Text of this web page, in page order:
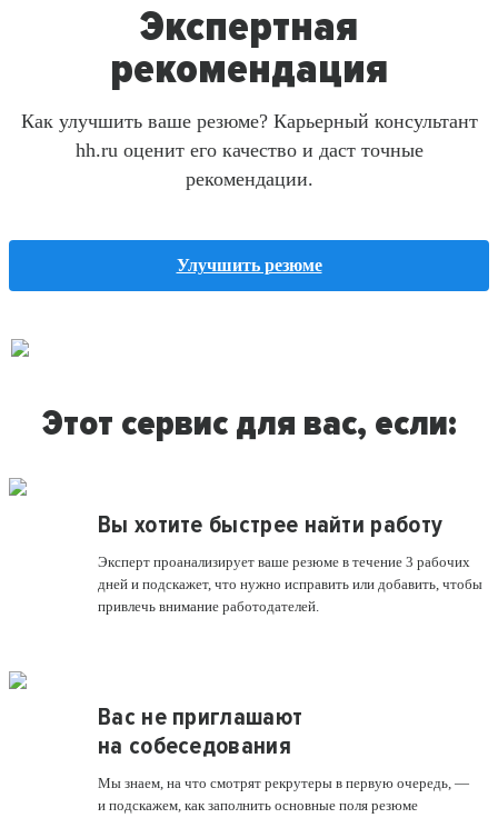
Экспертная
рекомендация
Как улучшить ваше резюме? Карьерный консультант
hh.ru оценит его качество и даст точные
рекомендации.
Улучшить резюме
Этот сервис для вас, если:
Вы хотите быстрее найти работу
Эксперт проанализирует ваше резюме в течение 3 рабочих
дней и подскажет, что нужно исправить или добавить, чтобы
привлечь внимание работодателей.
Вас не приглашают
на собеседования
Мы знаем, на что смотрят рекрутеры в первую очередь, —
и подскажем, как заполнить основные поля резюме